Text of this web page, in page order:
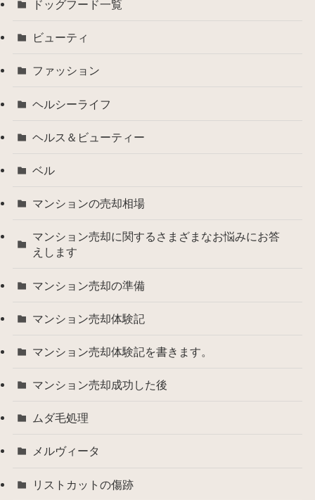
ドッグフード一覧
ビューティ
ファッション
ヘルシーライフ
ヘルス＆ビューティー
ベル
マンションの売却相場
マンション売却に関するさまざまなお悩みにお答
えします
マンション売却の準備
マンション売却体験記
マンション売却体験記を書きます。
マンション売却成功した後
ムダ毛処理
メルヴィータ
リストカットの傷跡